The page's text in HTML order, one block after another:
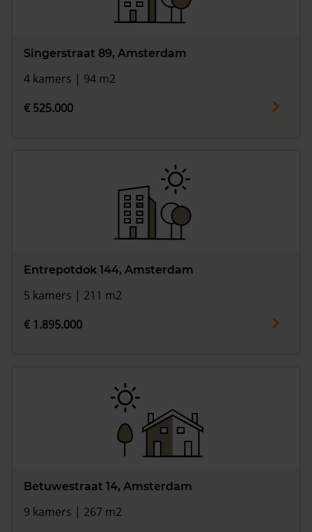
Singerstraat 89, Amsterdam
4 kamers | 94 m2
€ 525.000
Entrepotdok 144, Amsterdam
5 kamers | 211 m2
€ 1.895.000
Betuwestraat 14, Amsterdam
9 kamers | 267 m2